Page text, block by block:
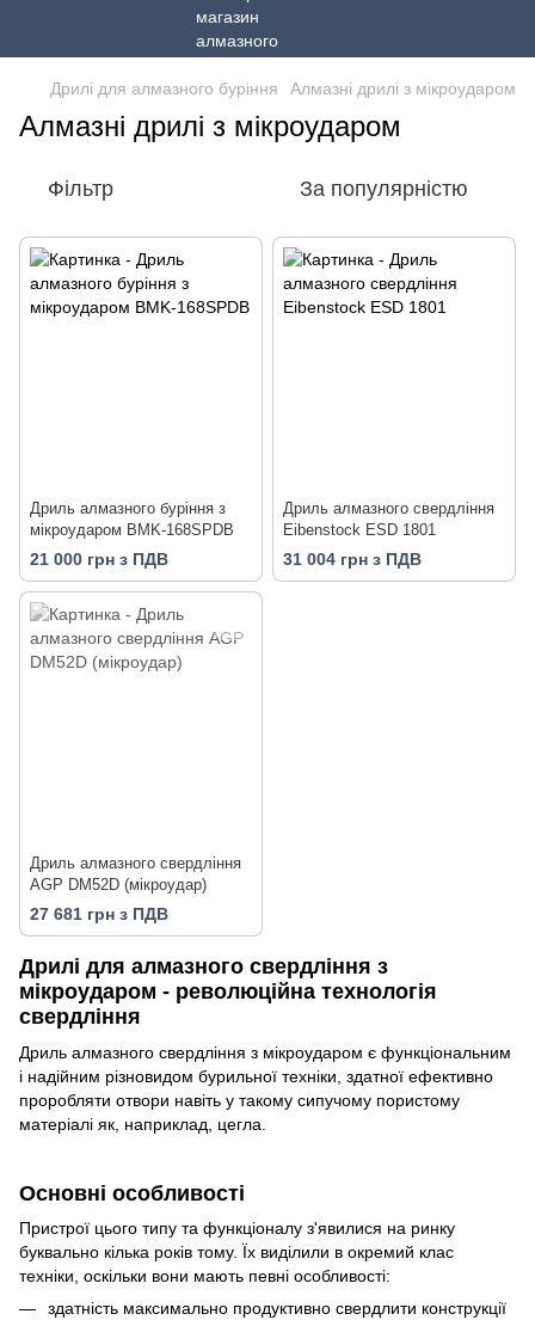
Дрилі для алмазного буріння Алмазні дрилі з мікроударом
Алмазні дрилі з мікроударом
Фільтр За популярністю
Дриль алмазного буріння з
мікроударом BMK-168SPDB
21 000 грн з ПДВ
Дриль алмазного свердління
Eibenstock ESD 1801
31 004 грн з ПДВ
Дриль алмазного свердління
AGP DM52D (мікроудар)
27 681 грн з ПДВ
Дрилі для алмазного свердління з
мікроударом - революційна технологія
свердління
Дриль алмазного свердління з мікроударом є функціональним
і надійним різновидом бурильної техніки, здатної ефективно
проробляти отвори навіть у такому сипучому пористому
матеріалі як, наприклад, цегла.
Основні особливості
Пристрої цього типу та функціоналу з'явилися на ринку
буквально кілька років тому. Їх виділили в окремий клас
техніки, оскільки вони мають певні особливості:
здатність максимально продуктивно свердлити конструкції